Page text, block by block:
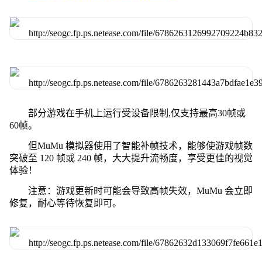
部分游戏在手机上运行受设备限制,仅支持最高30帧或
60帧。
但MuMu 模拟器使用了智能补帧技术，能够使游戏帧数
突破至 120 帧或 240 帧，大大提升流畅度，享受更佳的视觉
体验！
注意：游戏更新时可能会导致高帧失效，MuMu 会立即
修复，耐心等待恢复即可。